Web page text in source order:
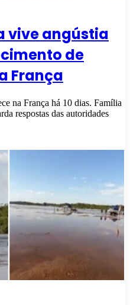
vive angústia
de
França
na França há 10 dias. Família
respostas das autoridades